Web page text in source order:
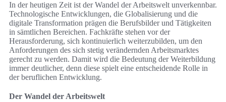
In der heutigen Zeit ist der Wandel der Arbeitswelt unverkennbar.
Technologische Entwicklungen, die Globalisierung und die
digitale Transformation prägen die Berufsbilder und Tätigkeiten
in sämtlichen Bereichen. Fachkräfte stehen vor der
Herausforderung, sich kontinuierlich weiterzubilden, um den
Anforderungen des sich stetig verändernden Arbeitsmarktes
gerecht zu werden. Damit wird die Bedeutung der Weiterbildung
immer deutlicher, denn diese spielt eine entscheidende Rolle in
der beruflichen Entwicklung.
Der Wandel der Arbeitswelt